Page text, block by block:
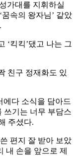
가대를 지휘하실
속의 왕자님’ 같았
‘킥킥’댔고 나는 그
친구 정재화도 있
에다 소식을 담아드
쓰기는 너무 부담스
주셨다.
편지 잘 받아 보았
내 손을 앞으로 제